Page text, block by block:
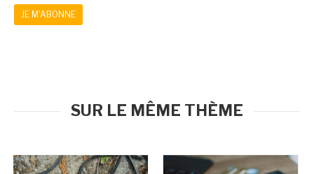
JE M'ABONNE
SUR LE MÊME THÈME